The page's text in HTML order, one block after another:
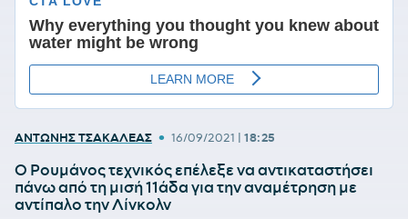
ΑΝΤΩΝΗΣ ΤΣΑΚΑΛΕΑΣ • 16/09/2021 | 18:25
Ο Ρουμάνος τεχνικός επέλεξε να αντικαταστήσει
πάνω από τη μισή 11άδα για την αναμέτρηση με
αντίπαλο την Λίνκολν